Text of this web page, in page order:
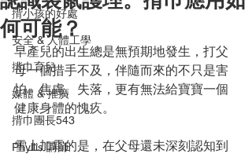
揹小孩的好處
安全 & 人體工學
揹巾育兒
媒體 & 推廣
揹巾團長543
Phyllis 講師
何可能？
早產兒的出生總是無預期地發生，打父
母一個措手不及，伴隨而來的不只是害
怕、焦慮、失落，更有無法給寶寶一個
健康身體的愧疚。
雪上加霜的是，在父母還未深刻認知到